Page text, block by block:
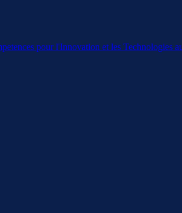
pour l'Innovation et les Technologies